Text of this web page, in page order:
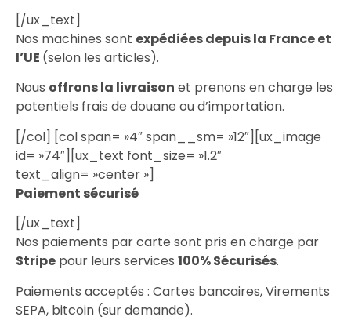
[/ux_text]
Nos machines sont expédiées depuis la France et
l’UE (selon les articles).
Nous offrons la livraison et prenons en charge les
potentiels frais de douane ou d’importation.
[/col] [col span= »4″ span__sm= »12″][ux_image
id= »74″][ux_text font_size= »1.2″
text_align= »center »]
Paiement sécurisé
[/ux_text]
Nos paiements par carte sont pris en charge par
Stripe pour leurs services 100% Sécurisés.
Paiements acceptés : Cartes bancaires, Virements
SEPA, bitcoin (sur demande).